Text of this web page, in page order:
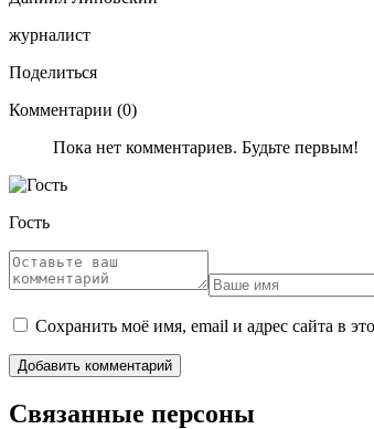
журналист
Поделиться
Комментарии (0)
Пока нет комментариев. Будьте первым!
Гость
Сохранить моё имя, email и адрес сайта в
Связанные персоны